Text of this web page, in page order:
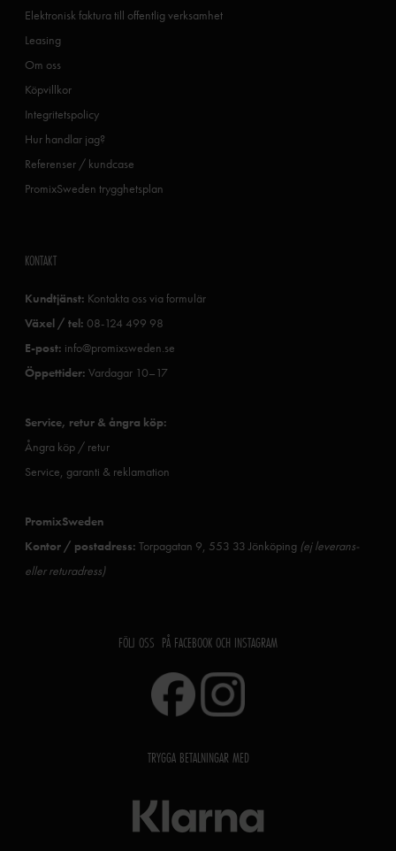
Elektronisk faktura till offentlig verksamhet
Leasing
Om oss
Köpvillkor
Integritetspolicy
Hur handlar jag?
Referenser / kundcase
PromixSweden trygghetsplan
KONTAKT
Kundtjänst: Kontakta oss via formulär
Växel / tel: 08-124 499 98
E-post: info@promixsweden.se
Öppettider: Vardagar 10–17
Service, retur & ångra köp:
Ångra köp / retur
Service, garanti & reklamation
PromixSweden
Kontor / postadress: Torpagatan 9, 553 33 Jönköping (ej leverans-
eller returadress)
FÖLJ OSS PÅ FACEBOOK OCH INSTAGRAM
TRYGGA BETALNINGAR MED